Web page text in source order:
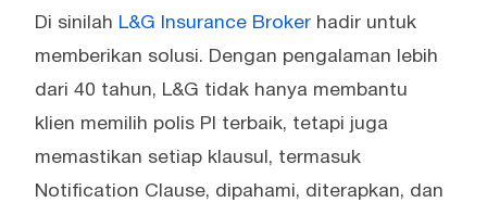
Di sinilah L&G Insurance Broker hadir untuk
memberikan solusi. Dengan pengalaman lebih
dari 40 tahun, L&G tidak hanya membantu
klien memilih polis PI terbaik, tetapi juga
memastikan setiap klausul, termasuk
Notification Clause, dipahami, diterapkan, dan